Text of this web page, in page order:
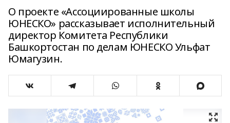
О проекте «Ассоциированные школы
ЮНЕСКО» рассказывает исполнительный
директор Комитета Республики
Башкортостан по делам ЮНЕСКО Ульфат
Юмагузин.